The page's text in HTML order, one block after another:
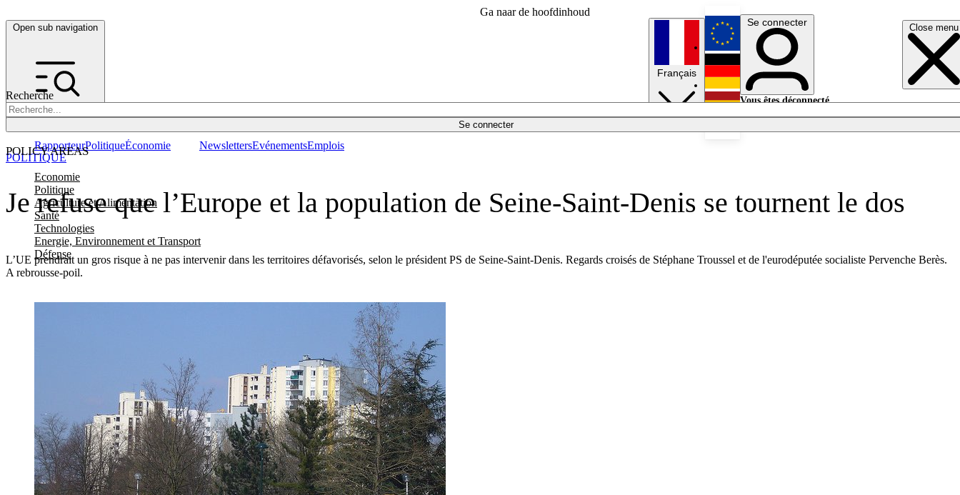
Ga naar de hoofdinhoud
Open sub navigation Close menu
Recherche
Se connecter
POLICY AREAS
Economie
Politique
Agriculture et Alimentation
Santé
Technologies
Energie, Environnement et Transport
Défense
RapporteurPolitiqueÉconomie NewslettersEvénementsEmplois
Français
English
Deutsch
Se connecter
Vous êtes déconnecté.
Je refuse que l’Europe et la population de Seine-Saint-Denis se tournent le dos
L’UE prendrait un gros risque à ne pas intervenir dans les territoires défavorisés, selon le président PS de Seine-Saint-Denis. Regards croisés de Stéphane Troussel et de l'eurodéputée socialiste Pervenche Berès.
A rebrousse-poil.
POLITIQUE